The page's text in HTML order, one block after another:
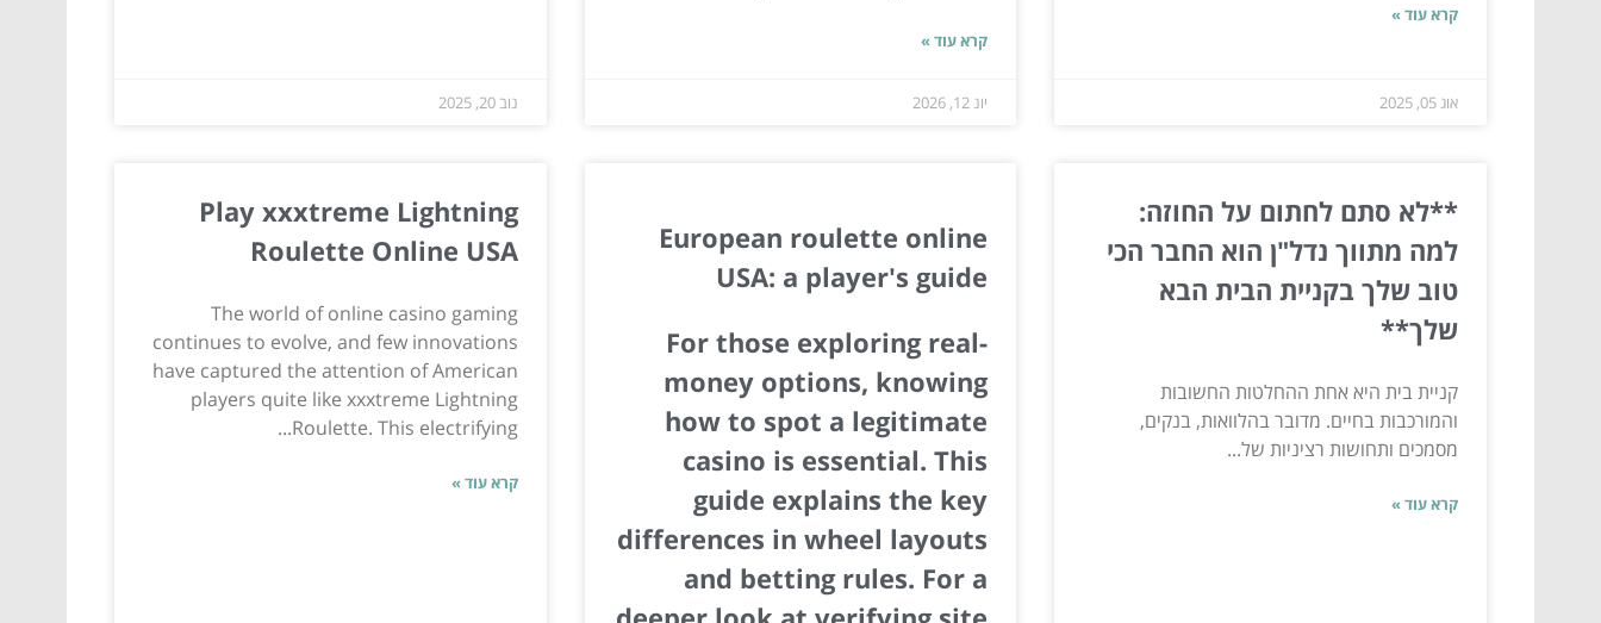
קרא עוד »
אוג 05, 2025
קרא עוד »
יונ 12, 2026 נוב 20, 2025
**לא סתם לחתום על החוזה:
למה מתווך נדל"ן הוא החבר הכי
טוב שלך בקניית הבית הבא
שלך**
קניית בית היא אחת ההחלטות החשובות
והמורכבות בחיים. מדובר בהלוואות, בנקים,
מסמכים ותחושות רציניות של...
קרא עוד »
European roulette online
USA: a player's guide
For those exploring real-
money options, knowing
how to spot a legitimate
casino is essential. This
guide explains the key
differences in wheel layouts
and betting rules. For a
Play xxxtreme Lightning
Roulette Online USA
The world of online casino gaming
continues to evolve, and few innovations
have captured the attention of American
players quite like xxxtreme Lightning
Roulette. This electrifying...
קרא עוד »